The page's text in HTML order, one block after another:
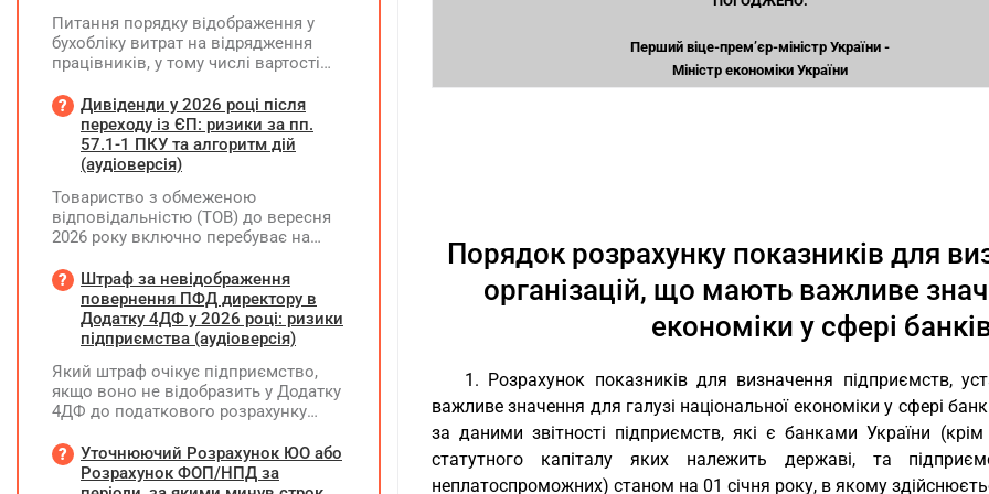
Перший віце-прем’єр-міністр України -
Міністр економіки України
Порядок розрахунку показників для
організацій, що мають важливе
економіки у сфері
1. Розрахунок показників для визначення підприємств,
важливе значення для галузі національної економіки у сфері
за даними звітності підприємств, які є банками України
статутного капіталу яких належить державі, та
неплатоспроможних) станом на 01 січня року, в якому
Питання порядку відображення у
бухобліку витрат на відрядження
працівників, у тому числі вартості
карткового рахунку працівника та
підтвердження таких операцій
первинними документами, належать
до компетенції Мінфіну
Дивіденди у 2026 році після
переходу із ЄП: ризики за пп.
57.1-1 ПКУ та алгоритм дій
(аудіоверсія)
Товариство з обмеженою
відповідальністю (ТОВ) до вересня
2026 року включно перебуває на
(єдиний податок, 3 група, ставка 5%,
неплатник ПДВ). З 1 жовтня 2026
року підприємство переходить на
загальну систему оподаткування
прибуток). За результатами
діяльності у періоді 2024–2025 років
(під час перебування на спрощеній
чистий прибуток, сума
нерозподіленого прибутку в балансі
Штраф за невідображення
повернення ПФД директору в
Додатку 4ДФ у 2026 році: ризики
підприємства (аудіоверсія)
Який штраф очікує підприємство,
якщо воно не відобразить у Додатку
4ДФ до податкового розрахунку
допомоги (ПФД) директору?
Уточнюючий Розрахунок ЮО або
Розрахунок ФОП/НПД за